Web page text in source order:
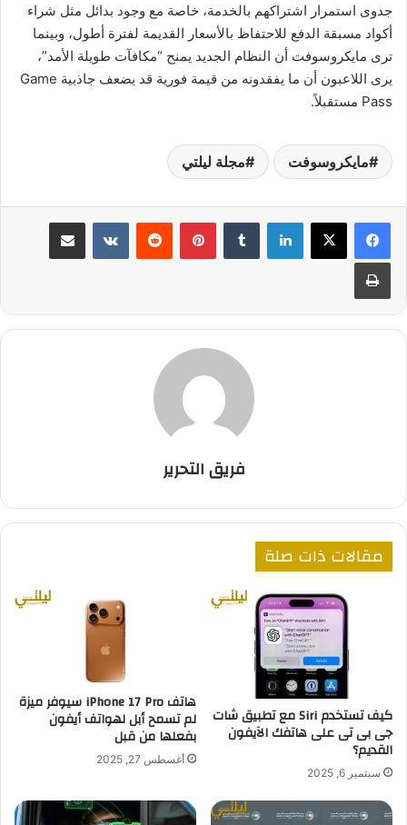
جدوى استمرار اشتراكهم بالخدمة، خاصة مع وجود بدائل مثل شراء
أكواد مسبقة الدفع للاحتفاظ بالأسعار القديمة لفترة أطول، وبينما
ترى مايكروسوفت أن النظام الجديد يمنح “مكافآت طويلة الأمد”،
يرى اللاعبون أن ما يفقدونه من قيمة فورية قد يضعف جاذبية Game
Pass مستقبلاً.
مايكروسوفت مجلة ليلتي
لينكدإن بينتيريست مشاركة عبر البريد
طباعة
فريق التحرير
مقالات ذات صلة
كيف تستخدم Siri مع تطبيق شات
جى بى تى على هاتفك الآيفون
القديم؟
سبتمبر 6, 2025
هاتف iPhone 17 Pro سيوفر ميزة
لم تسمح أبل لهواتف أيفون
بفعلها من قبل
أغسطس 27, 2025